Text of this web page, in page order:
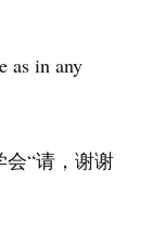
in any
“请，谢谢